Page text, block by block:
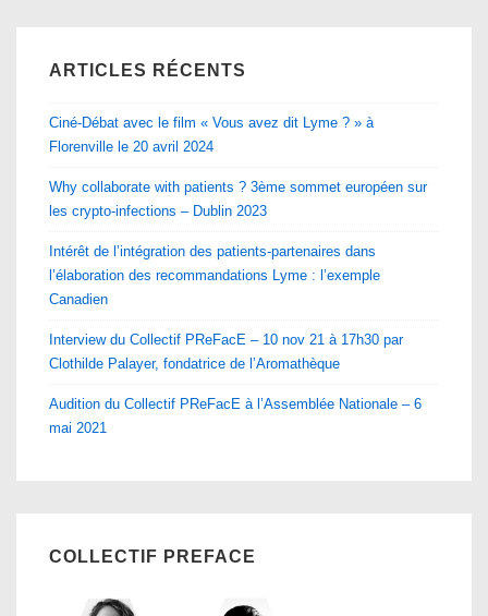
ARTICLES RÉCENTS
Ciné-Débat avec le film « Vous avez dit Lyme ? » à
Florenville le 20 avril 2024
Why collaborate with patients ? 3ème sommet européen sur
les crypto-infections – Dublin 2023
Intérêt de l’intégration des patients-partenaires dans
l’élaboration des recommandations Lyme : l’exemple
Canadien
Interview du Collectif PReFacE – 10 nov 21 à 17h30 par
Clothilde Palayer, fondatrice de l’Aromathèque
Audition du Collectif PReFacE à l’Assemblée Nationale – 6
mai 2021
COLLECTIF PREFACE